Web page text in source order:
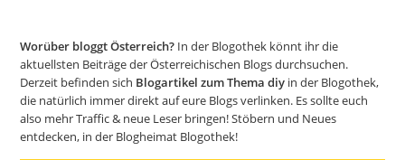
Worüber bloggt Österreich? In der Blogothek könnt ihr die
aktuellsten Beiträge der Österreichischen Blogs durchsuchen.
Derzeit befinden sich Blogartikel zum Thema diy in der Blogothek,
die natürlich immer direkt auf eure Blogs verlinken. Es sollte euch
also mehr Traffic & neue Leser bringen! Stöbern und Neues
entdecken, in der Blogheimat Blogothek!